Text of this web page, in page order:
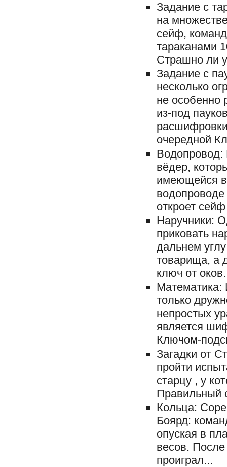
Задание с
на
сейф,
тараканами
Страшно ли
Задание с
несколько
не
из-под
очередной
Водопровод:
вёдер,
имеющейся в
откроет
Наручники:
приковать
дальнем
товарища, а
ключ от оков.
Математика:
только
непростых
является
Ключом-
Загадки от
пройти
старцу , у
Правильный
Кольца:
Боярд:
опуская в
весов. После
проиграл...